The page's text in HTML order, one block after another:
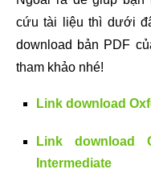
cứu tài liệu thì dưới
download bản PDF
tham khảo nhé!
Link download
Link download
Intermediate